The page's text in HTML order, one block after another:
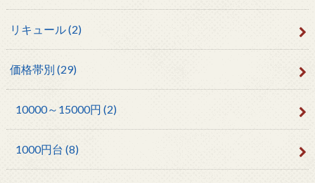
リキュール(2)
価格帯別 (29)
10000～15000円 (2)
1000円台 (8)